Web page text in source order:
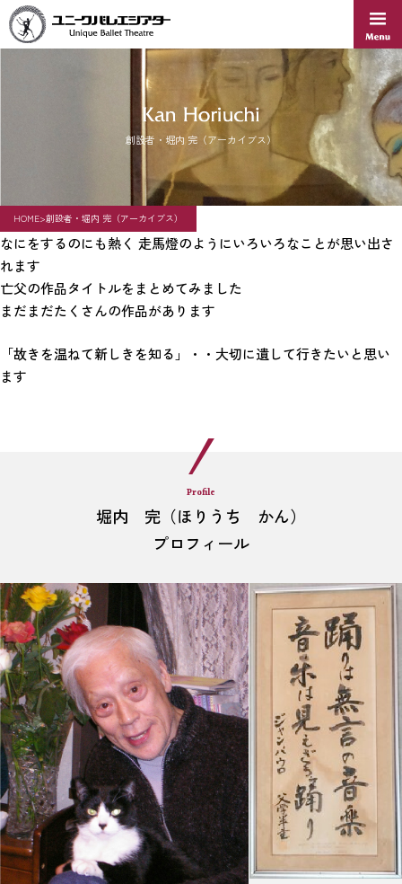
創設者・堀内 完（アーカイブス）
HOME>創設者・堀内 完（アーカイブス）
なにをするのにも熱く 走馬燈のようにいろいろなことが思い出さ
れます
亡父の作品タイトルをまとめてみました
まだまだたくさんの作品があります
「故きを温ねて新しきを知る」・・大切に遺して行きたいと思い
ます
Profile
堀内 完（ほりうち かん）
プロフィール